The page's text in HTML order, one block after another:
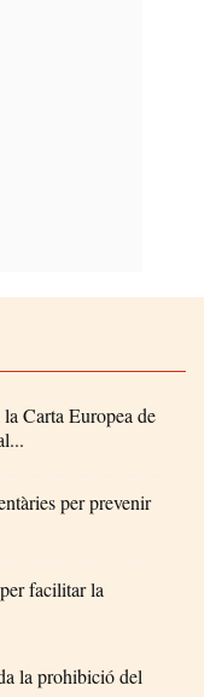
la Carta Europea de
per prevenir
facilitar la
la prohibició del